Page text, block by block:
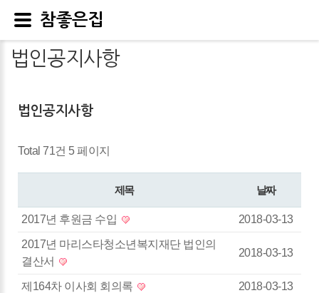
법인공지사항
법인공지사항
Total 71건 5 페이지
제목 날짜
2017년 후원금 수입 2018-03-13
2017년 마리스타청소년복지재단 법인의
결산서
2018-03-13
제164차 이사회 회의록 2018-03-13
참좋은집